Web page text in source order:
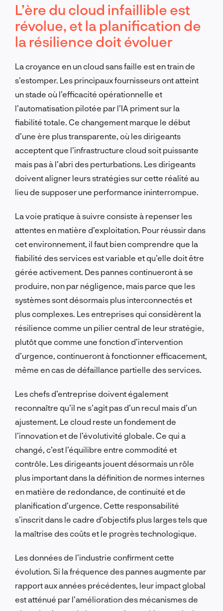
L’ère du cloud infaillible est
révolue, et la planification de
la résilience doit évoluer
La croyance en un cloud sans faille est en train de
s’estomper. Les principaux fournisseurs ont atteint
un stade où l’efficacité opérationnelle et
l’automatisation pilotée par l’IA priment sur la
fiabilité totale. Ce changement marque le début
d’une ère plus transparente, où les dirigeants
acceptent que l’infrastructure cloud soit puissante
mais pas à l’abri des perturbations. Les dirigeants
doivent aligner leurs stratégies sur cette réalité au
lieu de supposer une performance ininterrompue.
La voie pratique à suivre consiste à repenser les
attentes en matière d’exploitation. Pour réussir dans
cet environnement, il faut bien comprendre que la
fiabilité des services est variable et qu’elle doit être
gérée activement. Des pannes continueront à se
produire, non par négligence, mais parce que les
systèmes sont désormais plus interconnectés et
plus complexes. Les entreprises qui considèrent la
résilience comme un pilier central de leur stratégie,
plutôt que comme une fonction d’intervention
d’urgence, continueront à fonctionner efficacement,
même en cas de défaillance partielle des services.
Les chefs d’entreprise doivent également
reconnaître qu’il ne s’agit pas d’un recul mais d’un
ajustement. Le cloud reste un fondement de
l’innovation et de l’évolutivité globale. Ce qui a
changé, c’est l’équilibre entre commodité et
contrôle. Les dirigeants jouent désormais un rôle
plus important dans la définition de normes internes
en matière de redondance, de continuité et de
planification d’urgence. Cette responsabilité
s’inscrit dans le cadre d’objectifs plus larges tels que
la maîtrise des coûts et le progrès technologique.
Les données de l’industrie confirment cette
évolution. Si la fréquence des pannes augmente par
rapport aux années précédentes, leur impact global
est atténué par l’amélioration des mécanismes de